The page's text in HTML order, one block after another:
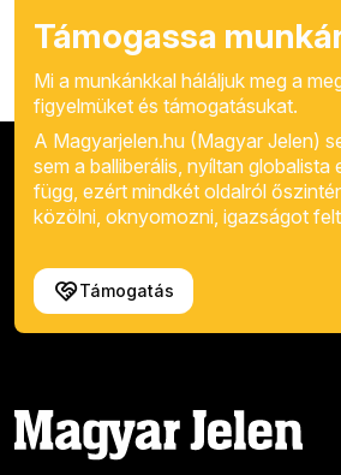
Támogassa
Mi a munkánkkal háláljuk meg a
figyelmüket és támogatásukat.
A Magyarjelen.hu (Magyar Jelen)
sem a balliberális, nyíltan globalista
függ, ezért mindkét oldalról
közölni, oknyomozni, igazságot
Támogatás